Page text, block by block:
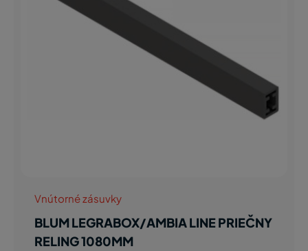
Vnútorné zásuvky
BLUM LEGRABOX/AMBIA LINE PRIEČNY
RELING 1080MM